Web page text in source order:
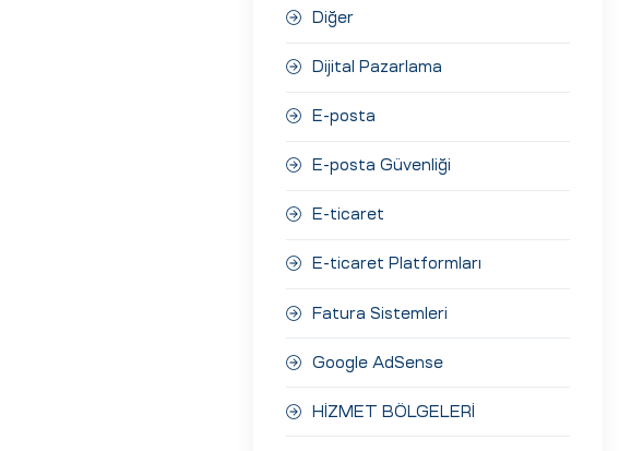
Diğer
Dijital Pazarlama
E-posta
E-posta Güvenliği
E-ticaret
E-ticaret Platformları
Fatura Sistemleri
Google AdSense
HİZMET BÖLGELERİ